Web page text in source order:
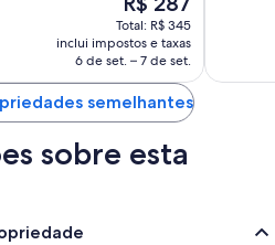
preço
é
de
R$ 287
Total: R$ 345
inclui impostos e taxas
6 de set. – 7 de set.
semelhantes
sobre esta